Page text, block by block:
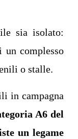
sia isolato:
un complesso
o stalle.
in campagna
A6 del
un legame